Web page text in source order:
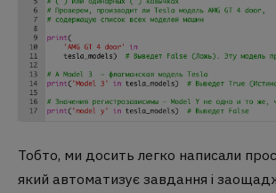
Тобто, ми досить легко написали
який автоматизує завдання і